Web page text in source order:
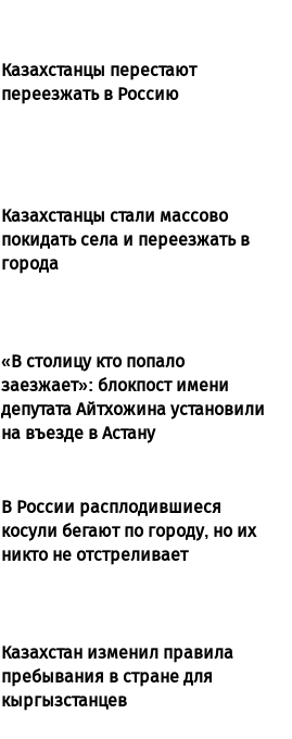
Казахстанцы перестают
переезжать в Россию
Казахстанцы стали массово
покидать села и переезжать в
города
«В столицу кто попало
заезжает»: блокпост имени
депутата Айтхожина установили
на въезде в Астану
В России расплодившиеся
косули бегают по городу, но их
никто не отстреливает
Казахстан изменил правила
пребывания в стране для
кыргызстанцев